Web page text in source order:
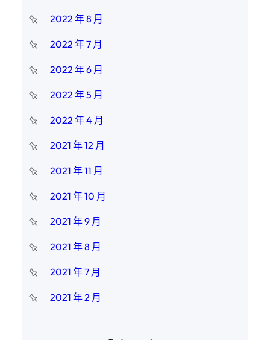
2022 年 8 月
2022 年 7 月
2022 年 6 月
2022 年 5 月
2022 年 4 月
2021 年 12 月
2021 年 11 月
2021 年 10 月
2021 年 9 月
2021 年 8 月
2021 年 7 月
2021 年 2 月